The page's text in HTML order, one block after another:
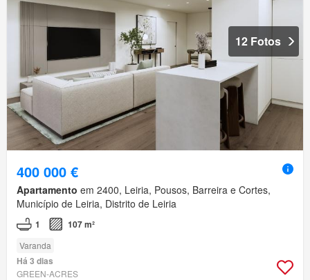
12 Fotos
400 000 €
Apartamento em 2400, Leiria, Pousos, Barreira e Cortes,
Município de Leiria, Distrito de Leiria
1 107 m²
Varanda
Há 3 dias
GREEN-ACRES